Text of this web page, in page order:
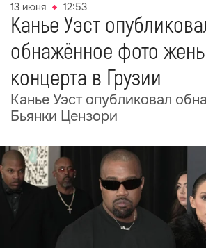
13 июня 12:53
Канье Уэст
обнажённое фото
концерта в Грузии
Канье Уэст опубликовал
Бьянки Цензори